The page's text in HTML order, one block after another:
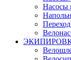
Насосы